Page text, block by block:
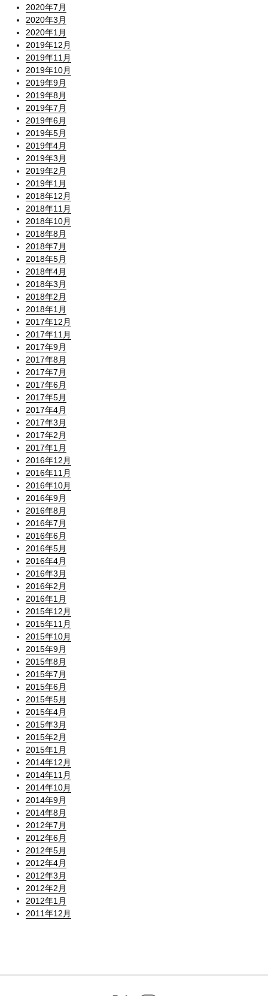
2020年7月
2020年3月
2020年1月
2019年12月
2019年11月
2019年10月
2019年9月
2019年8月
2019年7月
2019年6月
2019年5月
2019年4月
2019年3月
2019年2月
2019年1月
2018年12月
2018年11月
2018年10月
2018年8月
2018年7月
2018年5月
2018年4月
2018年3月
2018年2月
2018年1月
2017年12月
2017年11月
2017年9月
2017年8月
2017年7月
2017年6月
2017年5月
2017年4月
2017年3月
2017年2月
2017年1月
2016年12月
2016年11月
2016年10月
2016年9月
2016年8月
2016年7月
2016年6月
2016年5月
2016年4月
2016年3月
2016年2月
2016年1月
2015年12月
2015年11月
2015年10月
2015年9月
2015年8月
2015年7月
2015年6月
2015年5月
2015年4月
2015年3月
2015年2月
2015年1月
2014年12月
2014年11月
2014年10月
2014年9月
2014年8月
2012年7月
2012年6月
2012年5月
2012年4月
2012年3月
2012年2月
2012年1月
2011年12月